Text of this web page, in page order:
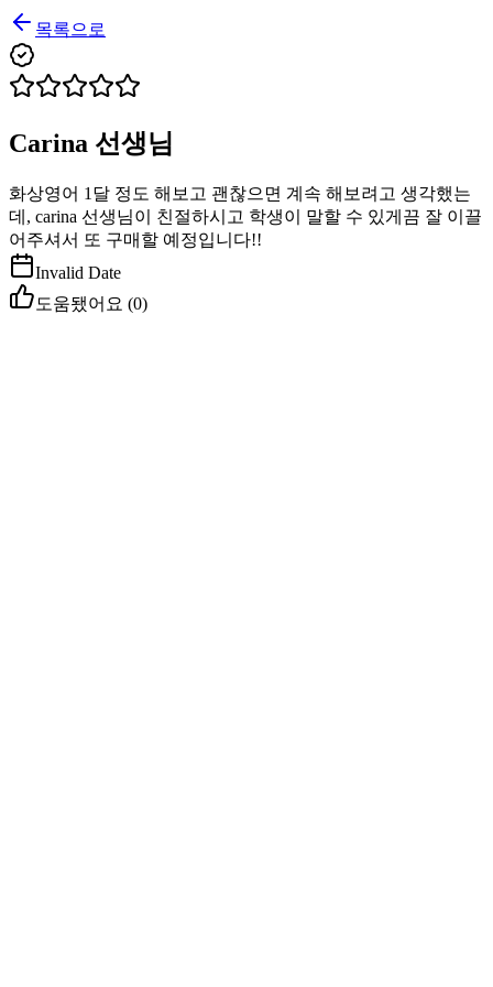
목록으로
Carina 선생님
화상영어 1달 정도 해보고 괜찮으면 계속 해보려고 생각했는
데, carina 선생님이 친절하시고 학생이 말할 수 있게끔 잘 이끌
어주셔서 또 구매할 예정입니다!!
Invalid Date
도움됐어요 (0)